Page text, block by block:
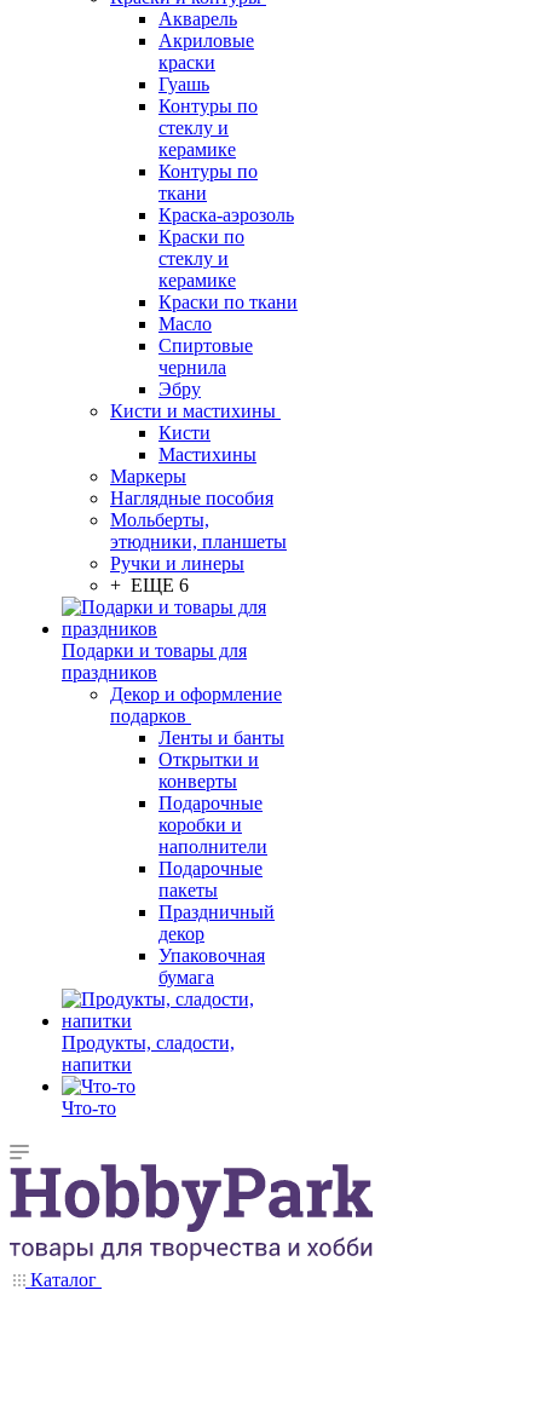
Акварель
Акриловые
краски
Гуашь
Контуры по
стеклу и
керамике
Контуры по
ткани
Краска-аэрозоль
Краски по
стеклу и
керамике
Краски по ткани
Масло
Спиртовые
чернила
Эбру
Кисти и мастихины
Кисти
Мастихины
Маркеры
Наглядные пособия
Мольберты,
этюдники, планшеты
Ручки и линеры
+ ЕЩЕ 6
Подарки и товары для
праздников
Декор и оформление
подарков
Ленты и банты
Открытки и
конверты
Подарочные
коробки и
наполнители
Подарочные
пакеты
Праздничный
декор
Упаковочная
бумага
Продукты, сладости,
напитки
Что-то
Каталог